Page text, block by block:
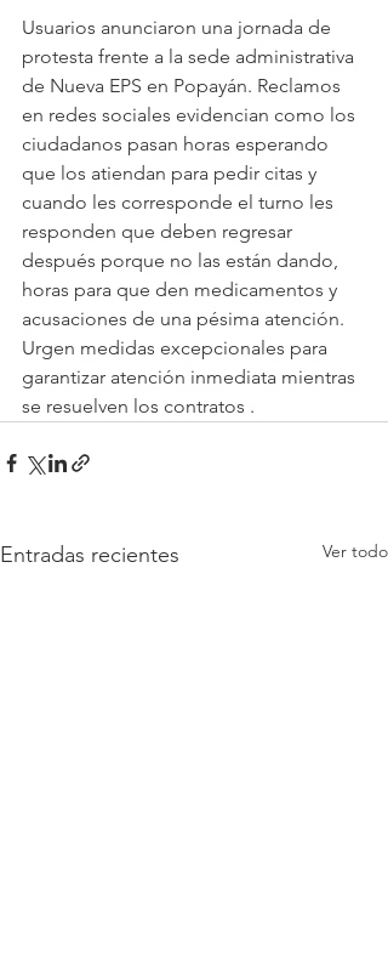
Usuarios anunciaron una jornada de
protesta frente a la sede administrativa
de Nueva EPS en Popayán. Reclamos
en redes sociales evidencian como los
ciudadanos pasan horas esperando
que los atiendan para pedir citas y
cuando les corresponde el turno les
responden que deben regresar
después porque no las están dando,
horas para que den medicamentos y
acusaciones de una pésima atención.
Urgen medidas excepcionales para
garantizar atención inmediata mientras
se resuelven los contratos .
Entradas recientes Ver todo